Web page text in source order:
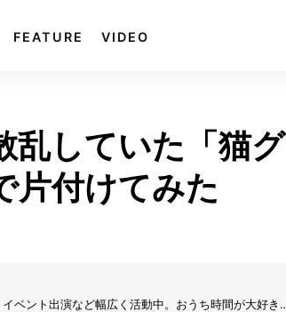
FEATURE VIDEO
乱していた「猫グ
片付けてみた
ベント出演など幅広く活動中。おうち時間が大好き